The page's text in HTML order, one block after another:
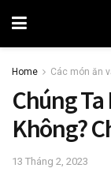
Home Các món ăn
Chúng
Không?
13 Tháng 2, 2023